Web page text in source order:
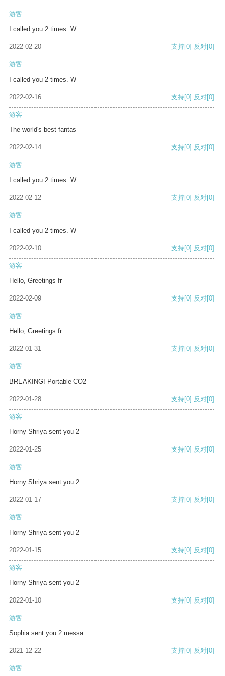
游客
I called you 2 times. W
2022-02-20 支持[0] 反对[0]
游客
I called you 2 times. W
2022-02-16 支持[0] 反对[0]
游客
The world's best fantas
2022-02-14 支持[0] 反对[0]
游客
I called you 2 times. W
2022-02-12 支持[0] 反对[0]
游客
I called you 2 times. W
2022-02-10 支持[0] 反对[0]
游客
Hello, Greetings fr
2022-02-09 支持[0] 反对[0]
游客
Hello, Greetings fr
2022-01-31 支持[0] 反对[0]
游客
BREAKING! Portable CO2
2022-01-28 支持[0] 反对[0]
游客
Horny Shriya sent you 2
2022-01-25 支持[0] 反对[0]
游客
Horny Shriya sent you 2
2022-01-17 支持[0] 反对[0]
游客
Horny Shriya sent you 2
2022-01-15 支持[0] 反对[0]
游客
Horny Shriya sent you 2
2022-01-10 支持[0] 反对[0]
游客
Sophia sent you 2 messa
2021-12-22 支持[0] 反对[0]
游客